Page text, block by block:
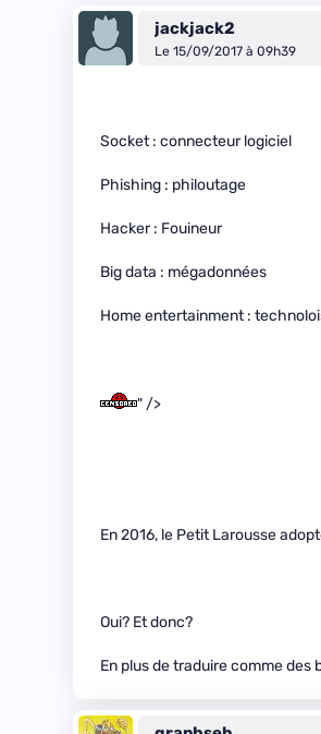
jackjack2
Le 15/09/2017 à 09h39
Socket : connecteur logiciel
Phishing : philoutage
Hacker : Fouineur
Big data : mégadonnées
Home entertainment :
" />
En 2016, le Petit Larousse
Oui? Et donc?
En plus de traduire comme